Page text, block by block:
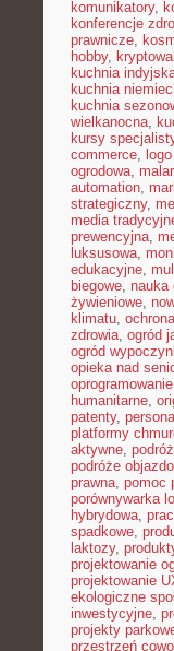
komunikatory,
konferencje
prawnicze,
hobby,
kuchnia
kuchnia
kuchnia
wielkanocna,
kursy
commerce,
ogrodowa,
automation,
strategiczny,
media
prewencyjna,
luksusowa,
edukacyjne,
biegowe, nauka
żywieniowe,
klimatu,
zdrowia, ogród
ogród
opieka nad
humanitarne,
patenty,
platformy
aktywne,
podróże
prawna, pomoc
porównywarka
hybrydowa,
spadkowe,
laktozy,
projektowanie
projektowanie
ekologiczne
inwestycyjne,
projekty
przestrzeń